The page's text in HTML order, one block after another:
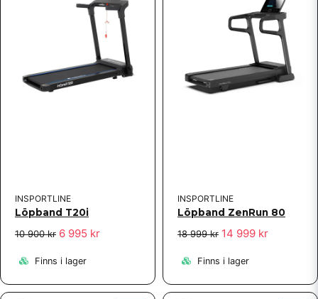
INSPORTLINE
Löpband T20i
10 900 kr 6 995 kr
Finns i lager
INSPORTLINE
Löpband ZenRun 80
18 999 kr 14 999 kr
Finns i lager